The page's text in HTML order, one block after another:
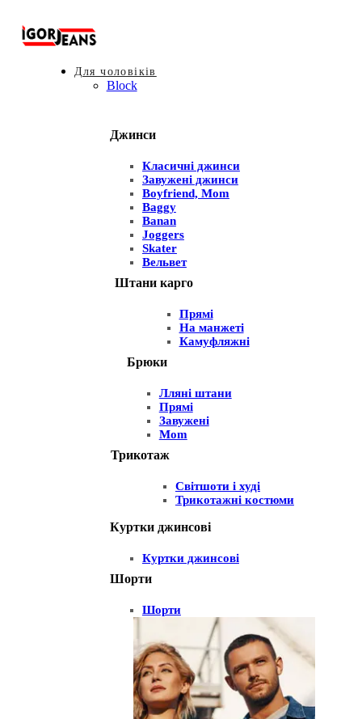
Для чоловіків
Block
Джинси
Класичні джинси
Завужені джинси
Boyfriend, Mom
Baggy
Banan
Joggers
Skater
Вельвет
Штани карго
Прямі
На манжеті
Камуфляжні
Брюки
Лляні штани
Прямі
Завужені
Mom
Трикотаж
Світшоти і худі
Трикотажні костюми
Куртки джинсові
Куртки джинсові
Шорти
Шорти